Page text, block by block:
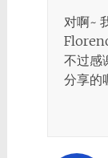
对啊~
不过感
分享的